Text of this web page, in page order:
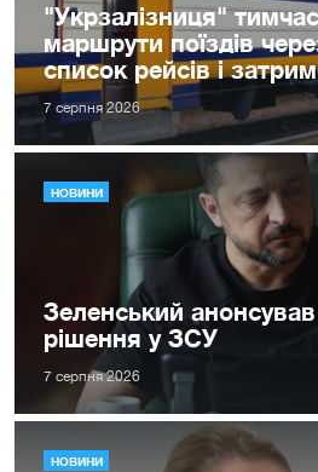
"Укрзалізниця"
маршрути поїздів
список рейсів і
7 серпня 2026
НОВИНИ
Зеленський анонсував
рішення у ЗСУ
7 серпня 2026
НОВИНИ